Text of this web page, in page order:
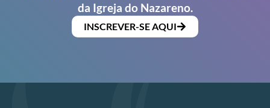
da Igreja do Nazareno.
INSCREVER-SE AQUI